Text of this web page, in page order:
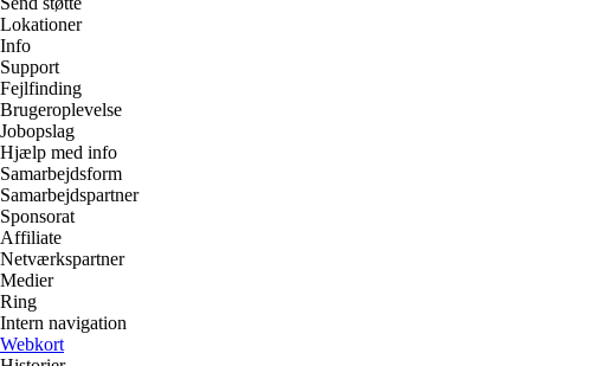
Lokationer
Info
Support
Fejlfinding
Brugeroplevelse
Jobopslag
Hjælp med info
Samarbejdsform
Samarbejdspartner
Sponsorat
Affiliate
Netværkspartner
Medier
Ring
Intern navigation
Webkort